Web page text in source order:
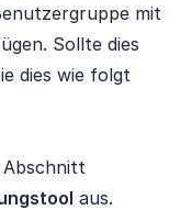
mit
Sollte dies
dies wie folgt
Abschnitt
aus.